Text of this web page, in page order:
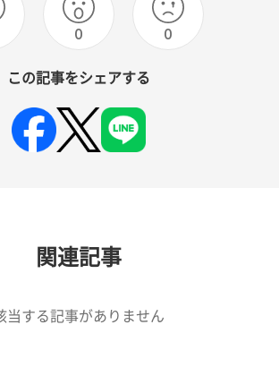
0 0
この記事をシェアする
関連記事
当する記事がありません